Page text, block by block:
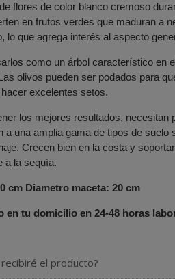
flores de color blanco cremoso
en frutos verdes que maduran a
lo que agrega interés al aspecto
como un árbol característico en
olivos pueden ser podados para
excelentes setos.
los mejores resultados, necesitan
a una amplia gama de tipos de suelo
Crecen bien en la costa y
a la sequía.
cm Diametro maceta: 20 cm
en tu domicilio en 24-48 horas
recibiré el producto?